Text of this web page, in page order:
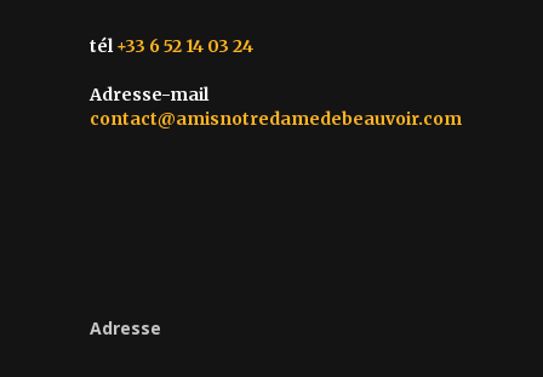
tél+33 6 52 14 03 24
Adresse-mail
contact@amisnotredamedebeauvoir.com
Adresse